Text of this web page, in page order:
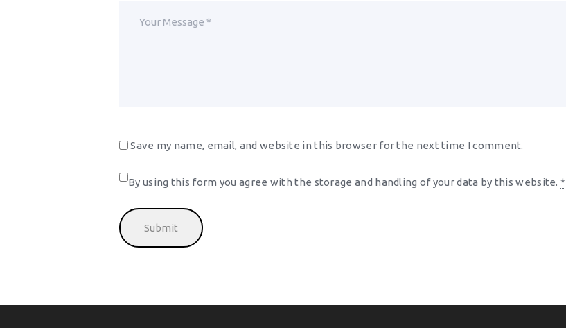
Save my name, email, and website in this browser for the next time I comment.
By using this form you agree with the storage and handling of your data by this website.*